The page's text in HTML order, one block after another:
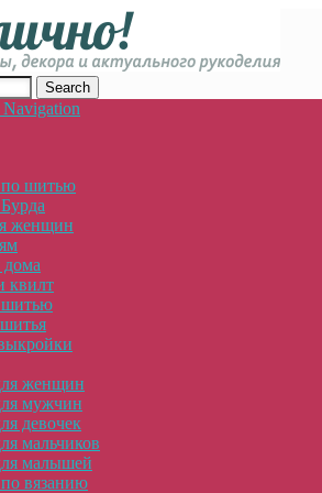
и моде, вязании, шитье и других видах
шитью
женщин
квилт
шитью
женщин
мужчин
девочек
мальчиков
малышей
вязанию